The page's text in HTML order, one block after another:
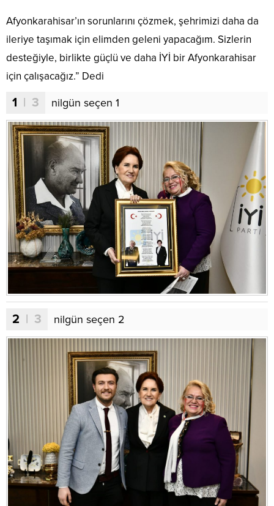
Afyonkarahisar’ın sorunlarını çözmek, şehrimizi daha da
ileriye taşımak için elimden geleni yapacağım. Sizlerin
desteğiyle, birlikte güçlü ve daha İYİ bir Afyonkarahisar
için çalışacağız.” Dedi
1 | 3 nilgün seçen 1
2 | 3 nilgün seçen 2